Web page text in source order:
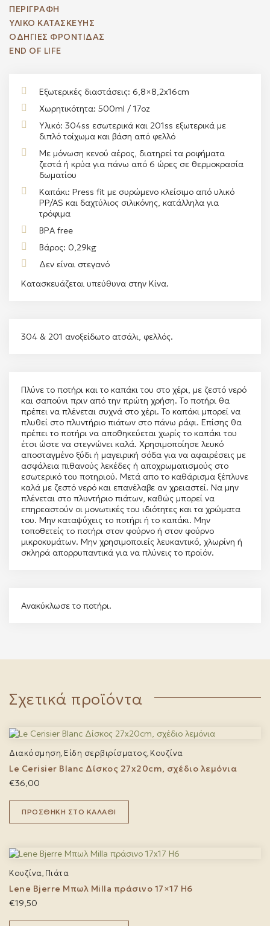
ΠΕΡΙΓΡΑΦΉ
ΥΛΙΚΟ ΚΑΤΑΣΚΕΥΗΣ
ΟΔΗΓΙΕΣ ΦΡΟΝΤΙΔΑΣ
END OF LIFE
Εξωτερικές διαστάσεις: 6,8×8,2x16cm
Χωρητικότητα: 500ml / 17oz
Υλικό: 304ss εσωτερικά και 201ss εξωτερικά με
διπλό τοίχωμα και βάση από φελλό
Με μόνωση κενού αέρος, διατηρεί τα ροφήματα
ζεστά ή κρύα για πάνω από 6 ώρες σε θερμοκρασία
δωματίου
Καπάκι: Press fit με συρώμενο κλείσιμο από υλικό
PP/AS και δαχτύλιος σιλικόνης, κατάλληλα για
τρόφιμα
BPA free
Βάρος: 0,29kg
Δεν είναι στεγανό
Κατασκευάζεται υπεύθυνα στην Κίνα.
304 & 201 ανοξείδωτο ατσάλι, φελλός.
Πλύνε το ποτήρι και το καπάκι του στο χέρι, με ζεστό νερό
και σαπούνι πριν από την πρώτη χρήση. Το ποτήρι θα
πρέπει να πλένεται συχνά στο χέρι. Το καπάκι μπορεί να
πλυθεί στο πλυντήριο πιάτων στο πάνω ράφι. Επίσης θα
πρέπει το ποτήρι να αποθηκεύεται χωρίς το καπάκι του
έτσι ώστε να στεγνώνει καλά. Χρησιμοποίησε λευκό
αποσταγμένο ξύδι ή μαγειρική σόδα για να αφαιρέσεις με
ασφάλεια πιθανούς λεκέδες ή αποχρωματισμούς στο
εσωτερικό του ποτηριού. Μετά απο το καθάρισμα ξέπλυνε
καλά με ζεστό νερό και επανέλαβε αν χρειαστεί. Να μην
πλένεται στο πλυντήριο πιάτων, καθώς μπορεί να
επηρεαστούν οι μονωτικές του ιδιότητες και τα χρώματα
του. Μην καταψύχεις το ποτήρι ή το καπάκι. Μην
τοποθετείς το ποτήρι στον φούρνο ή στον φούρνο
μικροκυμάτων. Μην χρησιμοποιείς λευκαντικό, χλωρίνη ή
σκληρά απορρυπαντικά για να πλύνεις το προϊόν.
Ανακύκλωσε το ποτήρι.
Σχετικά προϊόντα
Διακόσμηση, Είδη σερβιρίσματος, Κουζίνα
Le Cerisier Blanc Δίσκος 27x20cm, σχέδιο λεμόνια
€36,00
ΠΡΟΣΘΉΚΗ ΣΤΟ ΚΑΛΆΘΙ
Κουζίνα, Πιάτα
Lene Bjerre Μπωλ Milla πράσινο 17×17 H6
€19,50